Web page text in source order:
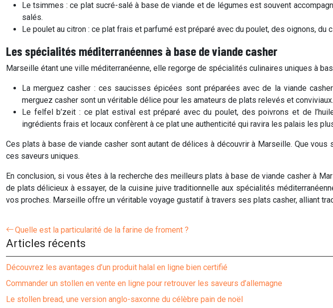
Letsimmes : ce plat sucré-salé à base de viande et de légumes est souvent
salés.
Le poulet au citron : ce plat frais et parfumé est préparé avec du poulet, des oignons,
Les spécialités méditerranéennes à base de viande casher
Marseille étant une ville méditerranéenne, elle regorge de spécialités culinaires uniques à
Lamerguez casher : ces saucisses épicées sont préparées avec de la viande
merguez casher sont un véritable délice pour les amateurs de plats relevés et
Le felfel b’zeit : ce plat estival est préparé avec du poulet, des poivrons et de
ingrédients frais et locaux confèrent à ce plat une authenticité qui ravira les palais les
Ces plats à base de viande casher sont autant de délices à découvrir à Marseille. Que
ces saveurs uniques.
En conclusion, si vous êtes à la recherche des meilleurs plats à base de viande casher à
de plats délicieux à essayer, de la cuisine juive traditionnelle aux spécialités
vos proches. Marseille offre un véritable voyage gustatif à travers ses plats casher, alliant
Quelle est la particularité de la farine de froment ?
Articles récents
Découvrez les avantages d’un produit halal en ligne bien certifié
Commander un stollen en vente en ligne pour retrouver les saveurs d’allemagne
Le stollen bread, une version anglo-saxonne du célèbre pain de noël